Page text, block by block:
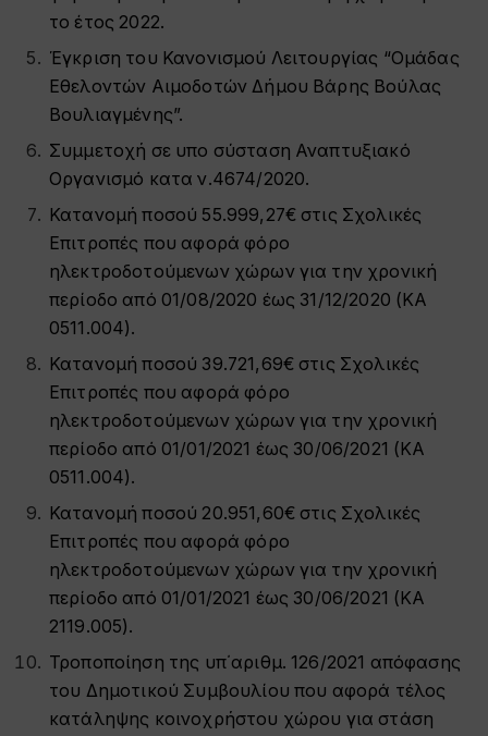
το έτος 2022.
Έγκριση του Κανονισμού Λειτουργίας “Ομάδας
Εθελοντών Αιμοδοτών Δήμου Βάρης Βούλας
Βουλιαγμένης”.
Συμμετοχή σε υπο σύσταση Αναπτυξιακό
Οργανισμό κατα ν.4674/2020.
Κατανομή ποσού 55.999,27€ στις Σχολικές
Επιτροπές που αφορά φόρο
ηλεκτροδοτούμενων χώρων για την χρονική
περίοδο από 01/08/2020 έως 31/12/2020 (ΚΑ
0511.004).
Κατανομή ποσού 39.721,69€ στις Σχολικές
Επιτροπές που αφορά φόρο
ηλεκτροδοτούμενων χώρων για την χρονική
περίοδο από 01/01/2021 έως 30/06/2021 (ΚΑ
0511.004).
Κατανομή ποσού 20.951,60€ στις Σχολικές
Επιτροπές που αφορά φόρο
ηλεκτροδοτούμενων χώρων για την χρονική
περίοδο από 01/01/2021 έως 30/06/2021 (ΚΑ
2119.005).
Τροποποίηση της υπ΄αριθμ. 126/2021 απόφασης
του Δημοτικού Συμβουλίου που αφορά τέλος
κατάληψης κοινοχρήστου χώρου για στάση